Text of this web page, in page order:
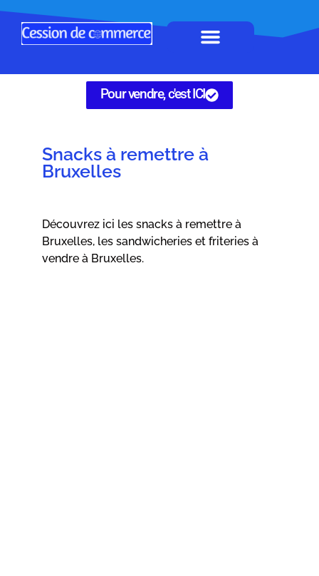
Pour vendre, c'est ICI
Snacks à remettre à
Bruxelles
Découvrez ici les snacks à remettre à
Bruxelles, les sandwicheries et friteries à
vendre à Bruxelles.